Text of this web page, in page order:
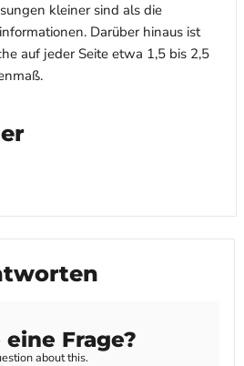
kleiner sind als die
Darüber hinaus ist
auf jeder Seite etwa 1,5 bis 2,5
eine Frage?
about this.